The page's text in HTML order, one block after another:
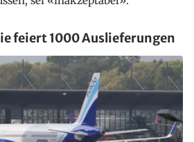
feiert 1000 Auslieferungen